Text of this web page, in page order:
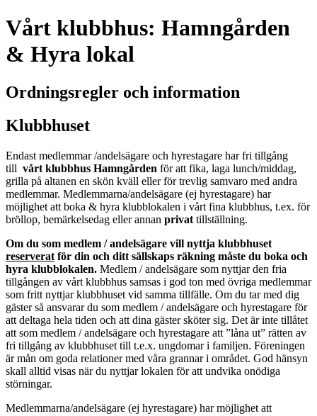
Vårt klubbhus: Hamngården
& Hyra lokal
Ordningsregler och information
Klubbhuset
Endast medlemmar /andelsägare och hyrestagare har fri tillgång
till vårt klubbhus Hamngården för att fika, laga lunch/middag,
grilla på altanen en skön kväll eller för trevlig samvaro med andra
medlemmar. Medlemmarna/andelsägare (ej hyrestagare) har
möjlighet att boka & hyra klubblokalen i vårt fina klubbhus, t.ex. för
bröllop, bemärkelsedag eller annan privat tillställning.
Om du som medlem / andelsägare vill nyttja klubbhuset
reserverat för din och ditt sällskaps räkning måste du boka och
hyra klubblokalen. Medlem / andelsägare som nyttjar den fria
tillgången av vårt klubbhus samsas i god ton med övriga medlemmar
som fritt nyttjar klubbhuset vid samma tillfälle. Om du tar med dig
gäster så ansvarar du som medlem / andelsägare och hyrestagare för
att deltaga hela tiden och att dina gäster sköter sig. Det är inte tillåtet
att som medlem / andelsägare och hyrestagare att ”låna ut” rätten av
fri tillgång av klubbhuset till t.e.x. ungdomar i familjen. Föreningen
är mån om goda relationer med våra grannar i området. God hänsyn
skall alltid visas när du nyttjar lokalen för att undvika onödiga
störningar.
Medlemmarna/andelsägare (ej hyrestagare) har möjlighet att